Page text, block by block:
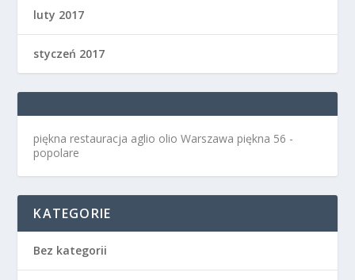
luty 2017
styczeń 2017
piękna restauracja aglio olio Warszawa piękna 56 -
popolare
KATEGORIE
Bez kategorii